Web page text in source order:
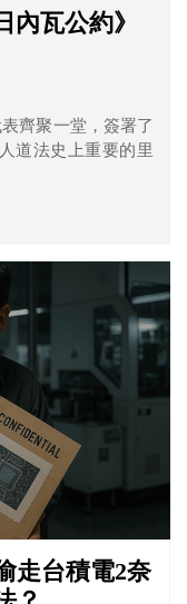
內瓦公約》
齊聚一堂，簽署了
道法史上重要的里
走台積電2奈